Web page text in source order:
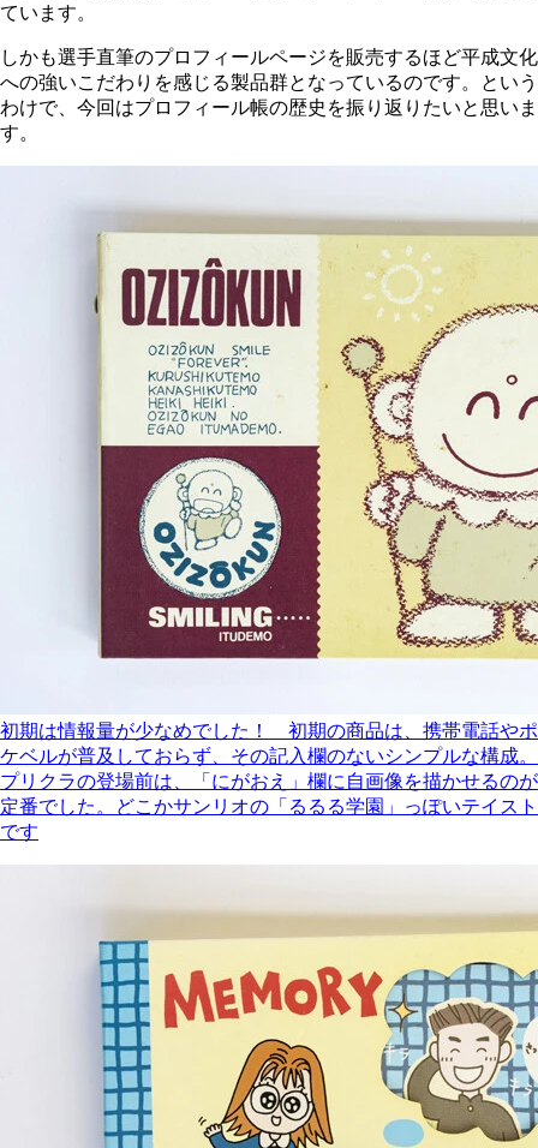
ています。
しかも選手直筆のプロフィールページを販売するほど平成文化
への強いこだわりを感じる製品群となっているのです。という
わけで、今回はプロフィール帳の歴史を振り返りたいと思いま
す。
初期は情報量が少なめでした！ 初期の商品は、携帯電話やポ
ケベルが普及しておらず、その記入欄のないシンプルな構成。
プリクラの登場前は、「にがおえ」欄に自画像を描かせるのが
定番でした。どこかサンリオの「るるる学園」っぽいテイスト
です